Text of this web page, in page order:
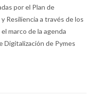
por el Plan de
Resiliencia a través de los
marco de la agenda
Digitalización de Pymes